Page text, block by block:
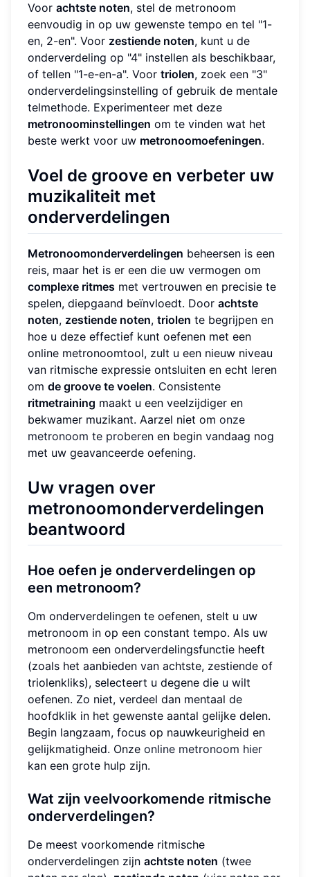
Voor achtste noten, stel de metronoom
eenvoudig in op uw gewenste tempo en tel "1-
en, 2-en". Voor zestiende noten, kunt u de
onderverdeling op "4" instellen als beschikbaar,
of tellen "1-e-en-a". Voor triolen, zoek een "3"
onderverdelingsinstelling of gebruik de mentale
telmethode. Experimenteer met deze
metronoominstellingen om te vinden wat het
beste werkt voor uw metronoomoefeningen.
Voel de groove en verbeter uw
muzikaliteit met
onderverdelingen
Metronoomonderverdelingen beheersen is een
reis, maar het is er een die uw vermogen om
complexe ritmes met vertrouwen en precisie te
spelen, diepgaand beïnvloedt. Door achtste
noten, zestiende noten, triolen te begrijpen en
hoe u deze effectief kunt oefenen met een
online metronoomtool, zult u een nieuw niveau
van ritmische expressie ontsluiten en echt leren
om de groove te voelen. Consistente
ritmetraining maakt u een veelzijdiger en
bekwamer muzikant. Aarzel niet om onze
metronoom te proberen en begin vandaag nog
met uw geavanceerde oefening.
Uw vragen over
metronoomonderverdelingen
beantwoord
Hoe oefen je onderverdelingen op
een metronoom?
Om onderverdelingen te oefenen, stelt u uw
metronoom in op een constant tempo. Als uw
metronoom een onderverdelingsfunctie heeft
(zoals het aanbieden van achtste, zestiende of
triolenkliks), selecteert u degene die u wilt
oefenen. Zo niet, verdeel dan mentaal de
hoofdklik in het gewenste aantal gelijke delen.
Begin langzaam, focus op nauwkeurigheid en
gelijkmatigheid. Onze online metronoom hier
kan een grote hulp zijn.
Wat zijn veelvoorkomende ritmische
onderverdelingen?
De meest voorkomende ritmische
onderverdelingen zijn achtste noten (twee